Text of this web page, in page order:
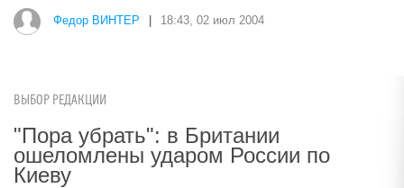
Федор ВИНТЕР 18:43, 02 июл 2004
ВЫБОР РЕДАКЦИИ
"Пора убрать": в Британии
ошеломлены ударом России по
Киеву